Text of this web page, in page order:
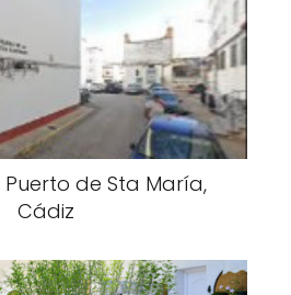
de Sta María,
Cádiz